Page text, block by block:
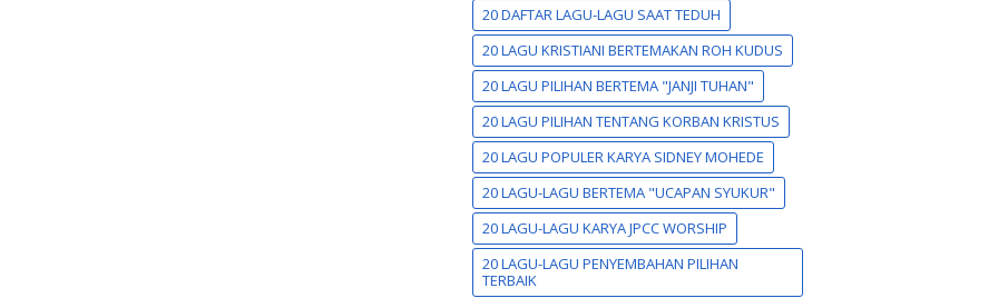
20 DAFTAR LAGU-LAGU SAAT TEDUH
20 LAGU KRISTIANI BERTEMAKAN ROH KUDUS
20 LAGU PILIHAN BERTEMA "JANJI TUHAN"
20 LAGU PILIHAN TENTANG KORBAN KRISTUS
20 LAGU POPULER KARYA SIDNEY MOHEDE
20 LAGU-LAGU BERTEMA "UCAPAN SYUKUR"
20 LAGU-LAGU KARYA JPCC WORSHIP
20 LAGU-LAGU PENYEMBAHAN PILIHAN
TERBAIK